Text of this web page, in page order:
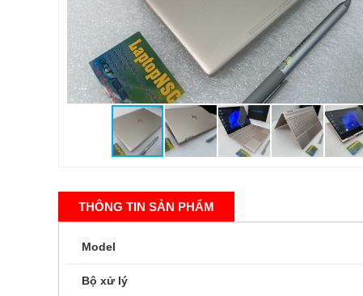
THÔNG TIN SẢN PHẨM
Model
Bộ xử lý